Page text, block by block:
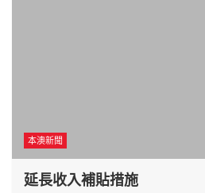
本澳新聞
延長收入補貼措施